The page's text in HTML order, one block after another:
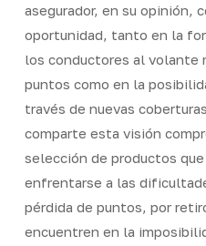
asegurador, en su opinión,
oportunidad, tanto en la
los conductores al volante
puntos como en la
través de nuevas coberturas.
comparte esta visión
selección de productos
enfrentarse a las
pérdida de puntos, por
encuentren en la